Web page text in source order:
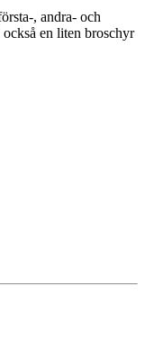
, andra- och
en liten broschyr